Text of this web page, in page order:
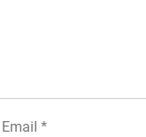
Email *